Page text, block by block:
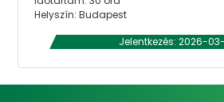
Helyszín: Budapest
Jelentkezés: 2026-